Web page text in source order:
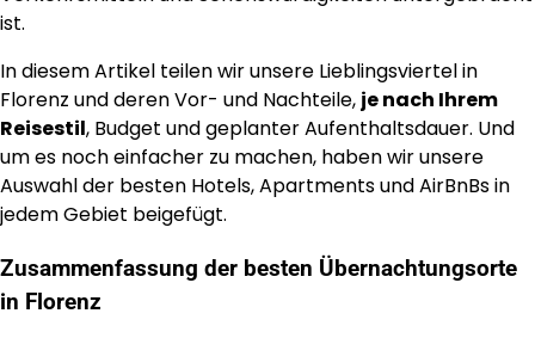
ist.
In diesem Artikel teilen wir unsere Lieblingsviertel in
Florenz und deren Vor- und Nachteile, je nach Ihrem
Reisestil, Budget und geplanter Aufenthaltsdauer. Und
um es noch einfacher zu machen, haben wir unsere
Auswahl der besten Hotels, Apartments und AirBnBs in
jedem Gebiet beigefügt.
Zusammenfassung der besten Übernachtungsorte
in Florenz